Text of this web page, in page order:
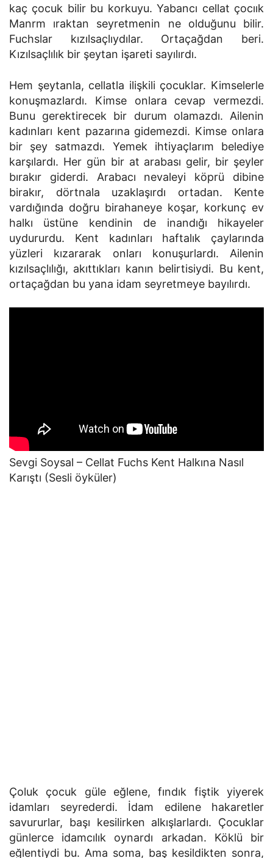
kaç çocuk bilir bu korkuyu. Yabancı cellat çocıık
Manrm ıraktan seyretmenin ne olduğunu bilir.
Fuchslar kızılsaçlıydılar. Ortaçağdan beri.
Kızılsaçlılık bir şeytan işareti sayılırdı.
Hem şeytanla, cellatla ilişkili çocuklar. Kimselerle
konuşmazlardı. Kimse onlara cevap vermezdi.
Bunu gerektirecek bir durum olamazdı. Ailenin
kadınları kent pazarına gidemezdi. Kimse onlara
bir şey satmazdı. Yemek ihtiyaçlarım belediye
karşılardı. Her gün bir at arabası gelir, bir şeyler
bırakır giderdi. Arabacı nevaleyi köprü dibine
birakır, dörtnala uzaklaşırdı ortadan. Kente
vardığında doğru birahaneye koşar, korkunç ev
halkı üstüne kendinin de inandığı hikayeler
uydururdu. Kent kadınları haftalık çaylarında
yüzleri kızararak onları konuşurlardı. Ailenin
kızılsaçlılığı, akıttıkları kanın belirtisiydi. Bu kent,
ortaçağdan bu yana idam seyretmeye bayılırdı.
Sevgi Soysal – Cellat Fuchs Kent Halkına Nasıl
Karıştı (Sesli öyküler)
Çoluk çocuk güle eğlene, fındık fiştik yiyerek
idamları seyrederdi. İdam edilene hakaretler
savururlar, başı kesilirken alkışlarlardı. Çocuklar
günlerce idamcılık oynardı arkadan. Köklü bir
eğlentiydi bu. Ama soma, baş kesildikten sonra,